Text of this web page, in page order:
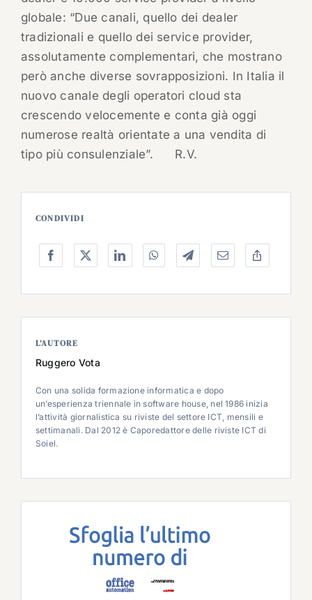
globale: “Due canali, quello dei dealer
tradizionali e quello dei service provider,
assolutamente complementari, che mostrano
però anche diverse sovrapposizioni. In Italia il
nuovo canale degli operatori cloud sta
crescendo velocemente e conta già oggi
numerose realtà orientate a una vendita di
tipo più consulenziale”.
R.V.
CONDIVIDI
L’AUTORE
Ruggero Vota
Con una solida formazione informatica e dopo
un’esperienza triennale in software house, nel 1986 inizia
l’attività giornalistica su riviste del settore ICT, mensili e
settimanali. Dal 2012 è Caporedattore delle riviste ICT di
Soiel.